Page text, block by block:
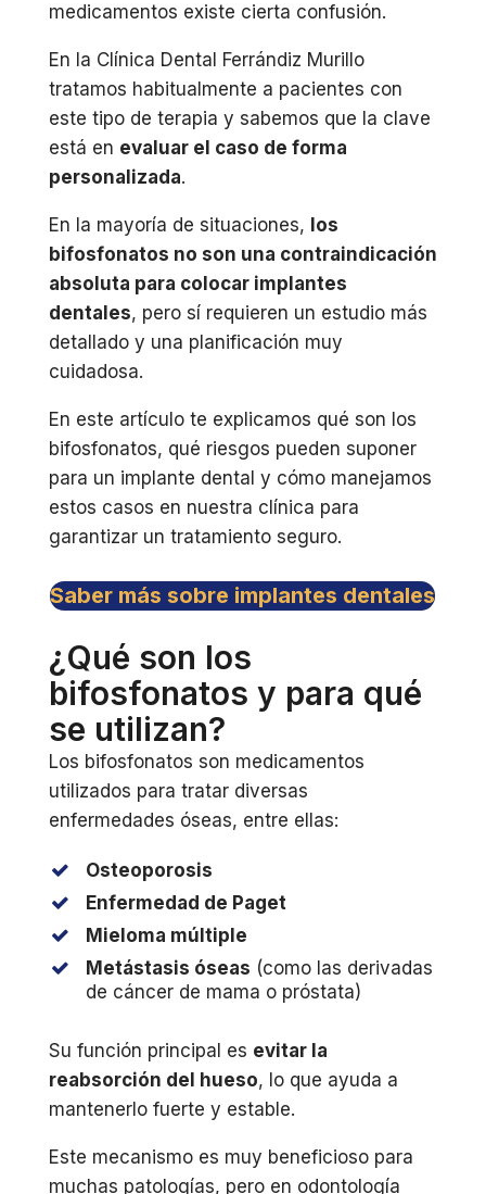
medicamentos existe cierta confusión.
En la Clínica Dental Ferrándiz Murillo
tratamos habitualmente a pacientes con
este tipo de terapia y sabemos que la clave
está en evaluar el caso de forma
personalizada.
En la mayoría de situaciones, los
bifosfonatos no son una contraindicación
absoluta para colocar implantes
dentales, pero sí requieren un estudio más
detallado y una planificación muy
cuidadosa.
En este artículo te explicamos qué son los
bifosfonatos, qué riesgos pueden suponer
para un implante dental y cómo manejamos
estos casos en nuestra clínica para
garantizar un tratamiento seguro.
Saber más sobre implantes dentales
¿Qué son los
bifosfonatos y para qué
se utilizan?
Los bifosfonatos son medicamentos
utilizados para tratar diversas
enfermedades óseas, entre ellas:
Osteoporosis
Enfermedad de Paget
Mieloma múltiple
Metástasis óseas (como las derivadas
de cáncer de mama o próstata)
Su función principal es evitar la
reabsorción del hueso, lo que ayuda a
mantenerlo fuerte y estable.
Este mecanismo es muy beneficioso para
muchas patologías, pero en odontología